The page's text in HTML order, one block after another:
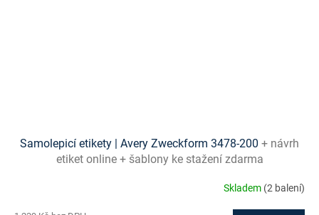
Samolepicí etikety | Avery Zweckform 3478-200 + návrh
etiket online + šablony ke stažení zdarma
Skladem (2 balení)